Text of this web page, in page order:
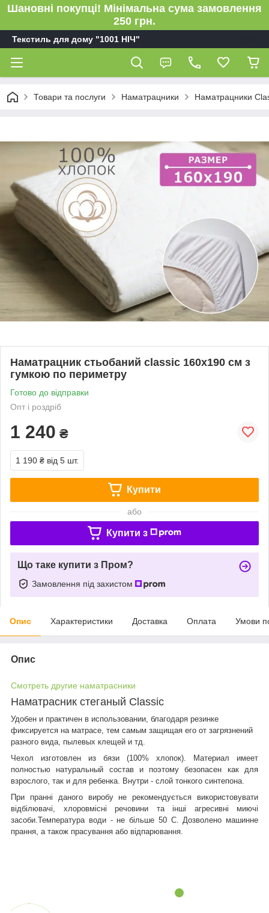
Шановні покупці! Мінімальна сума замовлення
250 грн.
Текстиль для дому "1001 НІЧ"
Товари та послуги Наматрацники Наматрацники
Наматрацник стьобаний сlassic 160х190 см з
гумкою по периметру
Готово до відправки
Опт і роздріб
1 240 ₴
1 190 ₴ від 5 шт.
Купити
або
Купити з
Що таке купити з Пром?
Замовлення під захистом
Опис Характеристики Доставка Оплата Умови
Опис
Смотреть другие наматрасники
Наматрасник стеганый Classic
Удобен и практичен в использовании, благодаря резинке
фиксируется на матрасе, тем самым защищая его от загрязнений
разного вида, пылевых клещей и тд.
Чехол изготовлен из бязи (100% хлопок). Материал имеет
полностью натуральный состав и поэтому безопасен как для
взрослого, так и для ребенка. Внутри - слой тонкого синтепона.
При пранні даного виробу не рекомендується використовувати
відбілювачі, хлоровмісні речовини та інші агресивні миючі
засоби. Температура води - не більше 50 С. Дозволено машинне
прання, а також прасування або відпарювання.